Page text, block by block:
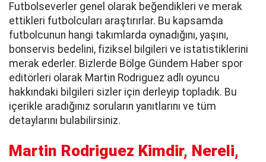
Futbolseverler genel olarak beğendikleri ve merak
ettikleri futbolcuları araştırırlar. Bu kapsamda
futbolcunun hangi takımlarda oynadığını, yaşını,
bonservis bedelini, fiziksel bilgileri ve istatistiklerini
merak ederler. Bizlerde Bölge Gündem Haber spor
editörleri olarak Martin Rodriguez adlı oyuncu
hakkındaki bilgileri sizler için derleyip topladık. Bu
içerikle aradığınız soruların yanıtlarını ve tüm
detaylarını bulabilirsiniz.
Martin Rodriguez Kimdir, Nereli,